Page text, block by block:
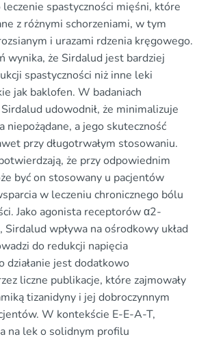
spastyczności mięśni, które
z różnymi schorzeniami, w tym
i urazami rdzenia kręgowego.
wynika, że Sirdalud jest bardziej
spastyczności niż inne leki
jak baklofen. W badaniach
udowodnił, że minimalizuje
niepożądane, a jego skuteczność
przy długotrwałym stosowaniu.
że przy odpowiednim
być on stosowany u pacjentów
w leczeniu chronicznego bólu
Jako agonista receptorów α2-
Sirdalud wpływa na ośrodkowy układ
do redukcji napięcia
działanie jest dodatkowo
liczne publikacje, które zajmowały
tizanidyny i jej dobroczynnym
W kontekście E-E-A-T,
na lek o solidnym profilu